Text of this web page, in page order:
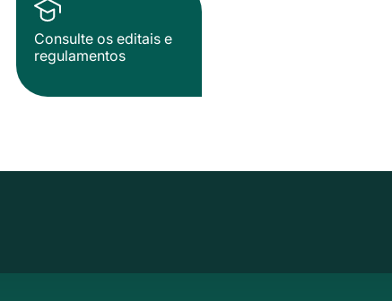
Consulte os editais e
regulamentos